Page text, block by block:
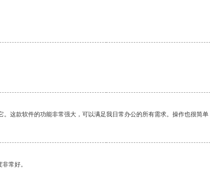
这款软件的功能非常强大，可以满足我日常办公的所有需求。操作也很简单
常好。